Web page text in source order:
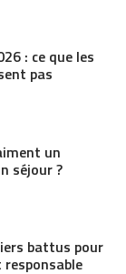
: ce que les
pas
un
séjour ?
battus pour